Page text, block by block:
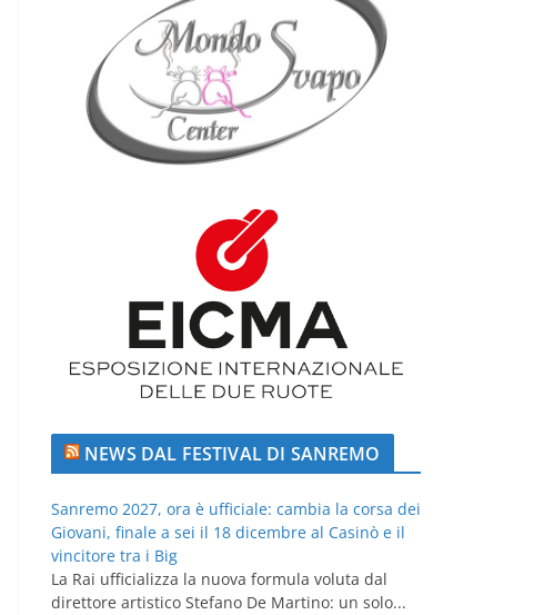
NEWS DAL FESTIVAL DI SANREMO
Sanremo 2027, ora è ufficiale: cambia la corsa dei
Giovani, finale a sei il 18 dicembre al Casinò e il
vincitore tra i Big
La Rai ufficializza la nuova formula voluta dal
direttore artistico Stefano De Martino: un solo...